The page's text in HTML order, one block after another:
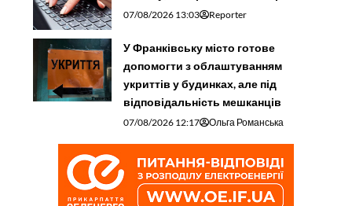
травмувалися або заблукали
Уночі росія атакувала Україну 147
дронами, є влучання на 15 локаціях
07/08/2026 10:37 Reporter